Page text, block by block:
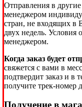
Отправления в
менеджером
стран, не входящих в
двух недель.
менеджером.
Когда заказ будет
свяжется с вами в
подтвердит заказ и в
получите трек-номер